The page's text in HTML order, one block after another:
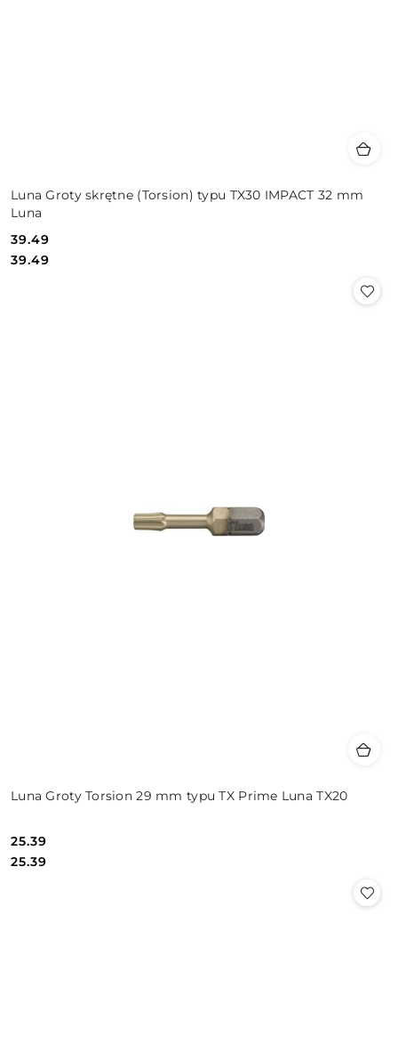
Luna Groty skrętne (Torsion) typu TX30 IMPACT 32 mm
Luna
Cena:
39.49
Cena:
39.49
Luna Groty Torsion 29 mm typu TX Prime Luna TX20
Cena:
25.39
Cena:
25.39